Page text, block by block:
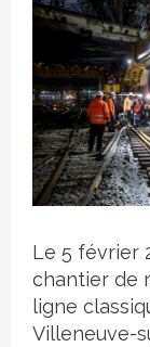
Crédit photo
Le 5 février
chantier de
ligne
Villeneuve-